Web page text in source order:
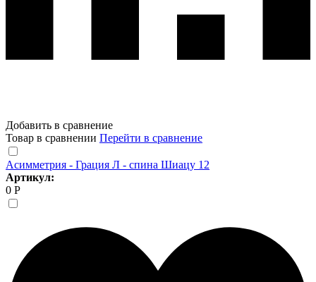
Добавить в сравнение
Товар в сравнении Перейти в сравнение
Асимметрия - Грация Л - спина Шиацу 12
Артикул:
0 Р